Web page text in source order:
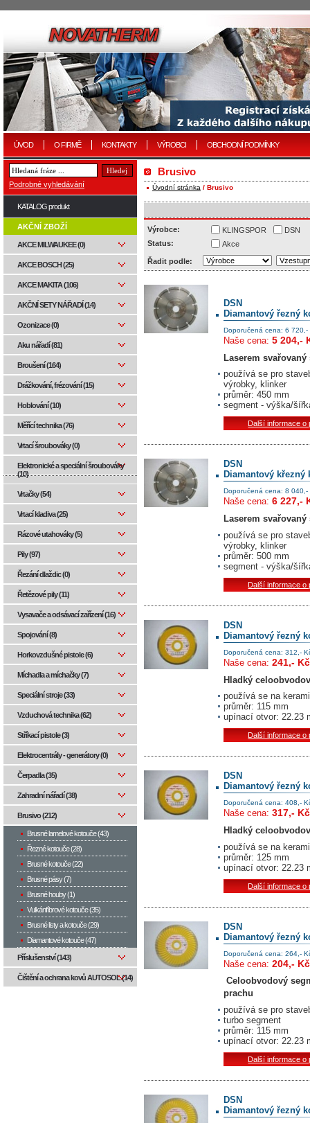
ÚVOD O FIRMĚ KONTAKTY VÝROBCI OBCHODNÍ PODMÍNKY
Brusivo
Úvodní stránka / Brusivo
Výrobce: KLINGSPOR
DSN
Status:
Akce
Řadit podle:
DSN
Diamantový řezný
Doporučená cena: 6 720,-
Naše cena: 5 204,-
Laserem
používá se pro
výrobky, klinker
průměr: 450 mm
segment - výška/
Další informace o
DSN
Diamantový křezný
Doporučená cena: 8 040,-
Naše cena: 6 227,-
Laserem
používá se pro
výrobky, klinker
průměr: 500 mm
segment - výška/
Další informace o
DSN
Diamantový řezný
Doporučená cena: 312,-
Naše cena: 241,- Kč
Hladký
používá se na
průměr: 115 mm
upínací otvor: 22.23
Další informace o
DSN
Diamantový řezný
Doporučená cena: 408,-
Naše cena: 317,- Kč
Hladký
používá se na
průměr: 125 mm
upínací otvor: 22.23
Další informace o
DSN
Diamantový řezný
Doporučená cena: 264,-
Naše cena: 204,- Kč
Celoobvodový
prachu
používá se pro
turbo segment
průměr: 115 mm
upínací otvor: 22.23
Další informace o
DSN
Diamantový řezný
Podrobné vyhledávání
KATALOG produkt
AKČNÍ ZBOŽÍ
AKCE MILWAUKEE (0)
AKCE BOSCH (25)
AKCE MAKITA (106)
AKČNÍ SETY NÁŘADÍ (14)
Ozonizace (0)
Aku nářadí (81)
Broušení (164)
Drážkování, frézování (15)
Hoblování (10)
Měřící technika (76)
Vrtací šroubováky (0)
Elektronické a speciální šroubováky
(10)
Vrtačky (54)
Vrtací kladiva (25)
Rázové utahováky (5)
Pily (97)
Řezání dlaždic (0)
Řetězové pily (11)
Vysavače a odsávací zařízení (16)
Spojování (8)
Horkovzdušné pistole (6)
Míchadla a míchačky (7)
Speciální stroje (33)
Vzduchová technika (62)
Stříkací pistole (3)
Elektrocentrály - generátory (0)
Čerpadla (35)
Zahradní nářadí (38)
Brusivo (212)
Brusné lamelové kotouče (43)
Řezné kotouče (28)
Brusné kotouče (22)
Brusné pásy (7)
Brusné houby (1)
Vulkánfíbrové kotouče (35)
Brusné listy a kotouče (29)
Diamantové kotouče (47)
Příslušenství (143)
Čištění a ochrana kovů AUTOSOL (14)